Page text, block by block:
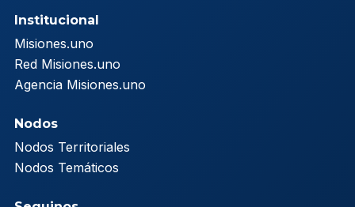
Institucional
Misiones.uno
Red Misiones.uno
Agencia Misiones.uno
Nodos
Nodos Territoriales
Nodos Temáticos